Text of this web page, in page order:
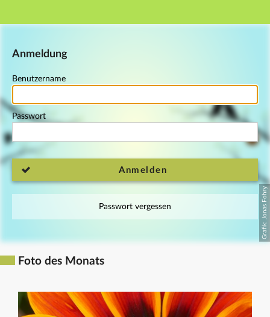
Hauptnavigation
Anmeldung
Benutzername
Passwort
Anmelden
Passwort vergessen
Foto des Monats